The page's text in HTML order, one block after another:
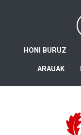
HONI BURUZ
ARAUAK